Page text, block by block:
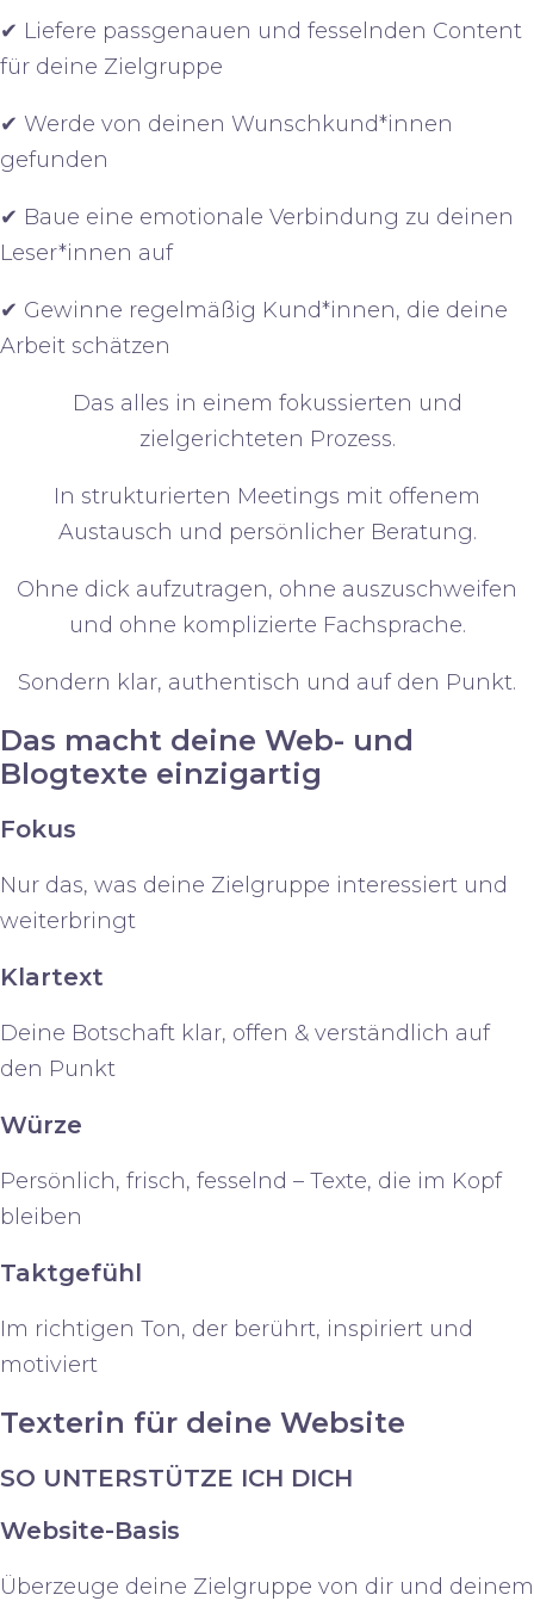
✔ Liefere passgenauen und fesselnden Content
für deine Zielgruppe
✔ Werde von deinen Wunschkund*innen
gefunden
✔ Baue eine emotionale Verbindung zu deinen
Leser*innen auf
✔ Gewinne regelmäßig Kund*innen, die deine
Arbeit schätzen
Das alles in einem fokussierten und
zielgerichteten Prozess.
In strukturierten Meetings mit offenem
Austausch und persönlicher Beratung.
Ohne dick aufzutragen, ohne auszuschweifen
und ohne komplizierte Fachsprache.
Sondern klar, authentisch und auf den Punkt.
Das macht deine Web- und
Blogtexte einzigartig
Fokus
Nur das, was deine Zielgruppe interessiert und
weiterbringt
Klartext
Deine Botschaft klar, offen & verständlich auf
den Punkt
Würze
Persönlich, frisch, fesselnd – Texte, die im Kopf
bleiben
Taktgefühl
Im richtigen Ton, der berührt, inspiriert und
motiviert
Texterin für deine Website
SO UNTERSTÜTZE ICH DICH
Website-Basis
Überzeuge deine Zielgruppe von dir und deinem